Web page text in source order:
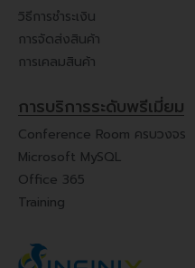
วิธีการชำระเงิน
การจัดส่งสินค้า
การเคลมสินค้า
การบริการระดับพรีเมี่ยม
Conference Room ครบวงจร
Microsoft MySQL
Office 365
Training